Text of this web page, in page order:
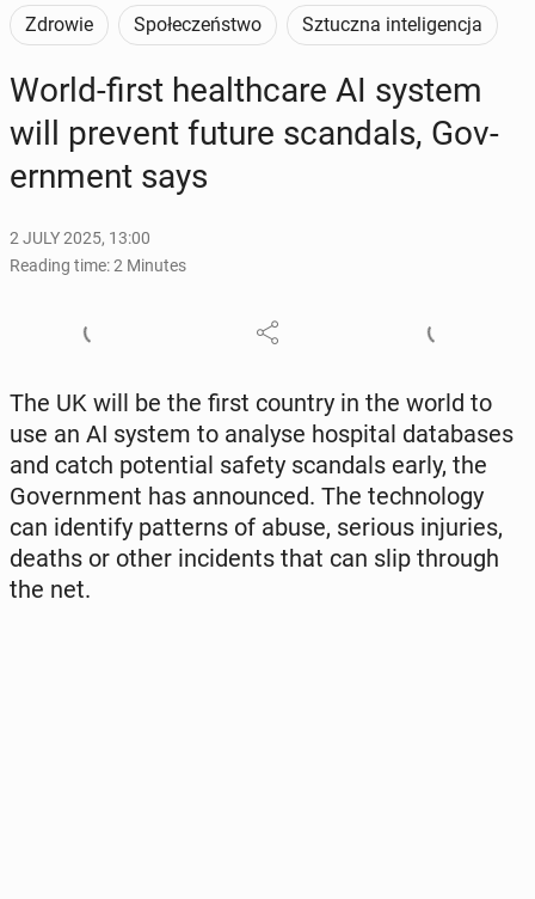
Zdrowie Społeczeństwo Sztuczna inteligencja
World-first health­care AI system
will prevent future scan­dals, Gov­
ern­ment says
2 JULY 2025, 13:00
Reading time: 2 Minutes
The UK will be the first country in the world to
use an AI system to analyse hos­pi­tal data­bas­es
and catch po­ten­tial safety scan­dals early, the
Gov­ern­ment has an­nounced. The tech­nol­o­gy
can iden­ti­fy pat­terns of abuse, serious in­juries,
deaths or other in­ci­dents that can slip through
the net.